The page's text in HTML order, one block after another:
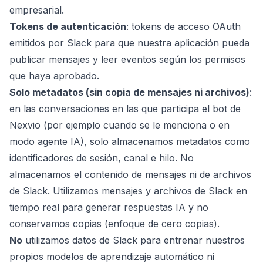
empresarial.
Tokens de autenticación: tokens de acceso OAuth
emitidos por Slack para que nuestra aplicación pueda
publicar mensajes y leer eventos según los permisos
que haya aprobado.
Solo metadatos (sin copia de mensajes ni archivos):
en las conversaciones en las que participa el bot de
Nexvio (por ejemplo cuando se le menciona o en
modo agente IA), solo almacenamos metadatos como
identificadores de sesión, canal e hilo. No
almacenamos el contenido de mensajes ni de archivos
de Slack. Utilizamos mensajes y archivos de Slack en
tiempo real para generar respuestas IA y no
conservamos copias (enfoque de cero copias).
No utilizamos datos de Slack para entrenar nuestros
propios modelos de aprendizaje automático ni